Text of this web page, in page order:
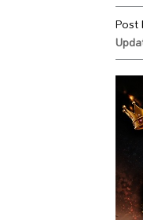
Post